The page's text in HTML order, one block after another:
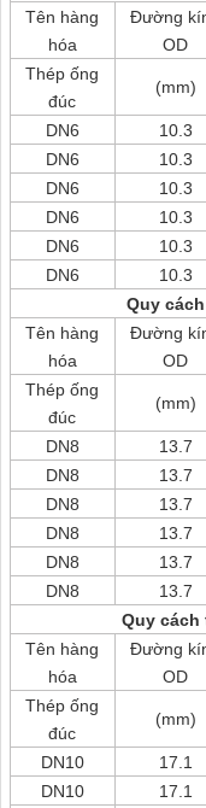
Tên hàng
hóa
Đường
OD
Thép ống
đúc
(mm)
DN6 10.3
DN6
10.3
DN6
10.3
DN6
10.3
DN6
10.3
DN6
10.3
Quy
Tên hàng
hóa
Đường
OD
Thép ống
đúc
(mm)
DN8 13.7
DN8
13.7
DN8
13.7
DN8
13.7
DN8
13.7
DN8
13.7
Quy cách
Tên hàng
hóa
Đường
OD
Thép ống
đúc
(mm)
DN10 17.1
DN10
17.1